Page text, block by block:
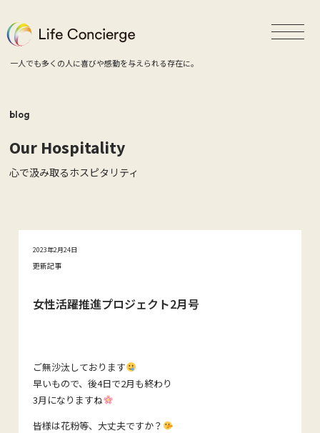
一人でも多くの人に喜びや感動を与えられる存在に。
blog
Our Hospitality
心で汲み取るホスピタリティ
2023年2月24日
更新記事
女性活躍推進プロジェクト2月号
ご無沙汰しております
早いもので、後4日で2月も終わり
3月になりますね
皆様は花粉等、大丈夫ですか？